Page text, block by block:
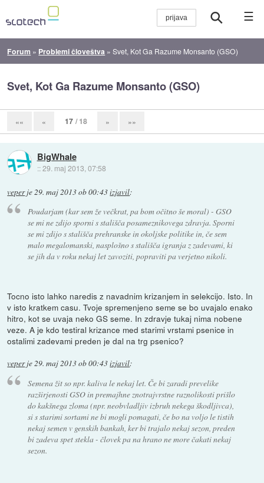
☰
Forum » Problemi človeštva »Svet, Kot Ga Razume Monsanto (GSO)
Svet, Kot Ga Razume Monsanto (GSO)
«« « 17 / 18 » »»
BigWhale
::29. maj 2013, 07:58
veperje29. maj 2013 ob 00:43izjavil:
Poudarjam (kar sem že večkrat, pa bom očitno še moral) - GSO
se mi ne zdijo sporni s stališča posameznikovega zdravja. Sporni
se mi zdijo s stališča prehranske in okoljske politike in, če sem
malo megalomanski, nasplošno s stališča igranja z zadevami, ki
se jih da v roku nekaj let zavoziti, popraviti pa verjetno nikoli.
Tocno isto lahko naredis z navadnim krizanjem in selekcijo. Isto. In
v isto kratkem casu. Tvoje spremenjeno seme se bo uvajalo enako
hitro, kot se uvaja neko GS seme. In zdravje tukaj nima nobene
veze. A je kdo testiral krizance med starimi vrstami psenice in
ostalimi zadevami preden je dal na trg psenico?
veperje29. maj 2013 ob 00:43izjavil:
Semena žit so npr. kaliva le nekaj let. Če bi zaradi prevelike
razširjenosti GSO in premajhne znotrajvrstne raznolikosti prišlo
do kakšnega zloma (npr. neobvladljiv izbruh nekega škodljivca),
si s starimi sortami ne bi mogli pomagati, če bo na voljo le tistih
nekaj semen v genskih bankah, ker bi trajalo nekaj sezon, preden
bi zadeva spet stekla - človek pa na hrano ne more čakati nekaj
sezon.